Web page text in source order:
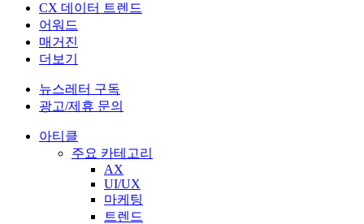
CX 데이터 트렌드
어워드
매거진
더보기
뉴스레터 구독
광고/제휴 문의
아티클
주요 카테고리
AX
UI/UX
마케팅
트렌드